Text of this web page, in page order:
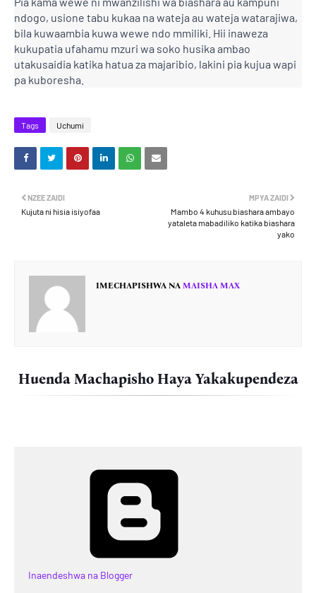
ndogo, usione tabu kukaa na wateja au wateja watarajiwa,
bila kuwaambia kuwa wewe ndo mmiliki. Hii inaweza
kukupatia ufahamu mzuri wa soko husika ambao
utakusaidia katika hatua za majaribio, lakini pia kujua wapi
pa kuboresha.
Tags Uchumi
MPYA ZAIDI
Mambo 4 kuhusu biashara ambayo
yataleta mabadiliko katika biashara
yako
NZEE ZAIDI
Kujuta ni hisia isiyofaa
IMECHAPISHWA NA MAISHA MAX
Huenda Machapisho Haya Yakakupendeza
Inaendeshwa na Blogger